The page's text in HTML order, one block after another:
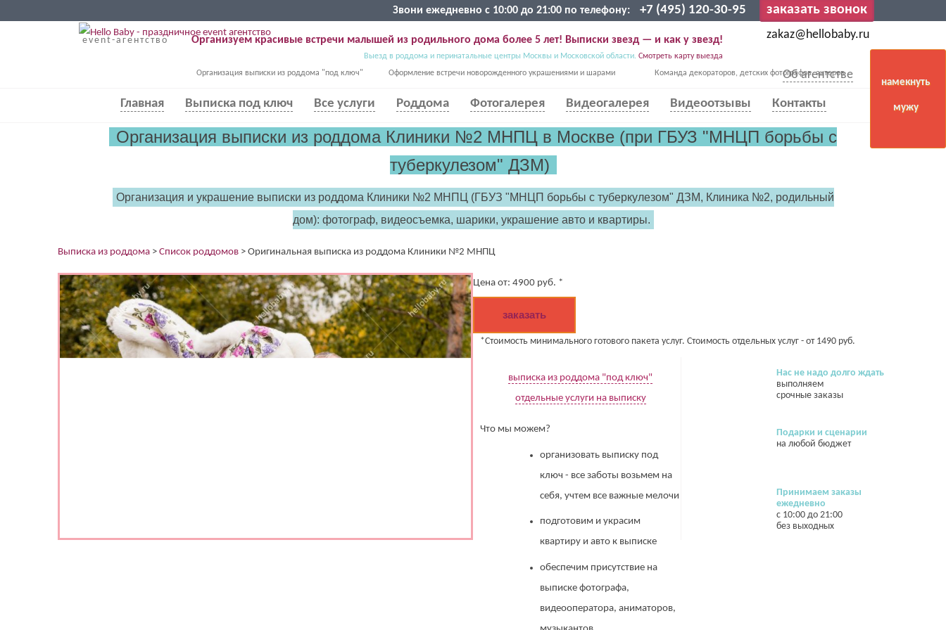
Звони ежедневно с 10:00 до 21:00 по телефону: +7 (495) 120-30-95 заказать звонок
Организуем красивые встречи малышей из родильного дома более 5 лет! Выписки звезд — и как у звезд!
Выезд в роддома и перинатальные центры Москвы и Московской области. Смотреть карту выезда
Организация выписки из роддома "под ключ"
Оформление встречи новорожденного украшениями и шарами Команда декораторов, детских фотографов, актеров
event-агентство zakaz@hellobaby.ru
Об агентстве
Главная Выписка под ключ Все услуги Роддома Фотогалерея Видеогалерея Видеоотзывы Контакты
намекнуть
мужу
Организация выписки из роддома Клиники №2 МНПЦ в Москве (при ГБУЗ "МНЦП борьбы с
туберкулезом" ДЗМ)
Организация и украшение выписки из роддома Клиники №2 МНПЦ (ГБУЗ "МНЦП борьбы с туберкулезом" ДЗМ, Клиника №2, родильный
дом): фотограф, видеосъемка, шарики, украшение авто и квартиры.
Выписка из роддома > Список роддомов > Оригинальная выписка из роддома Клиники №2 МНПЦ
Цена от: 4900 руб. *
заказать
*Стоимость минимального готового пакета услуг. Стоимость отдельных услуг - от 1490 руб.
Нас не надо долго ждать
выполняем
срочные заказы
Подарки и сценарии
на любой бюджет
Принимаем заказы
ежедневно
с 10:00 до 21:00
без выходных
выписка из роддома "под ключ"
отдельные услуги на выписку
Что мы можем?
организовать выписку под
ключ - все заботы возьмем на
себя, учтем все важные мелочи
подготовим и украсим
квартиру и авто к выписке
обеспечим присутствие на
выписке фотографа,
видеооператора, аниматоров,